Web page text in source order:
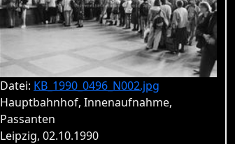
Datei: KB_1990_0496_N002.jpg
Hauptbahnhof, Innenaufnahme,
Passanten
Leipzig, 02.10.1990